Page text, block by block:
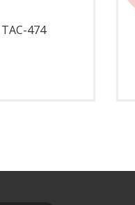
TAC-474